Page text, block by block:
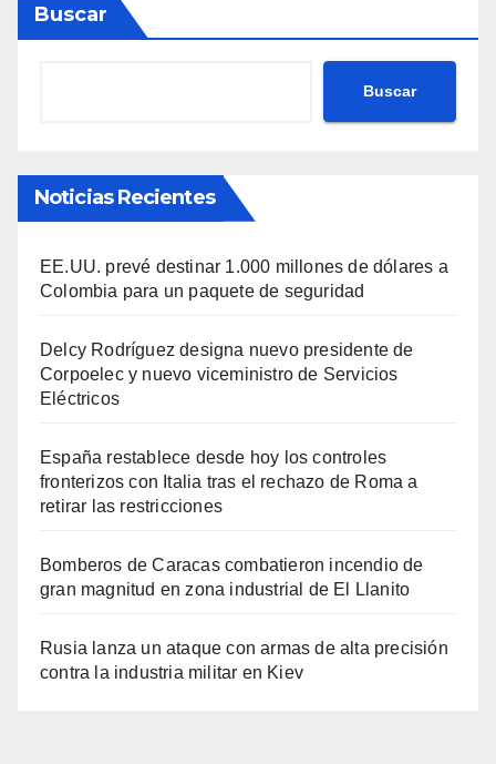
Buscar
Buscar
Noticias Recientes
EE.UU. prevé destinar 1.000 millones de dólares a
Colombia para un paquete de seguridad
Delcy Rodríguez designa nuevo presidente de
Corpoelec y nuevo viceministro de Servicios
Eléctricos
España restablece desde hoy los controles
fronterizos con Italia tras el rechazo de Roma a
retirar las restricciones
Bomberos de Caracas combatieron incendio de
gran magnitud en zona industrial de El Llanito
Rusia lanza un ataque con armas de alta precisión
contra la industria militar en Kiev